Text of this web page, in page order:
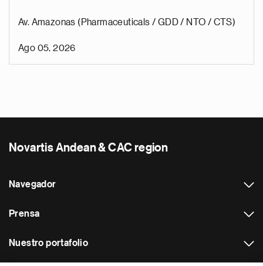
Av. Amazonas (Pharmaceuticals / GDD / NTO / CTS)
Ago 05, 2026
Novartis Andean & CAC region
Navegador
Prensa
Nuestro portafolio